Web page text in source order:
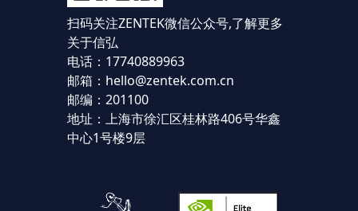
扫码关注ZENTEK微信公众号,了解更多
关于信弘
电话：17740889963
邮箱：hello@zentek.com.cn
邮编：201100
地址：上海市徐汇区桂林路406号华鑫
中心1号楼9层